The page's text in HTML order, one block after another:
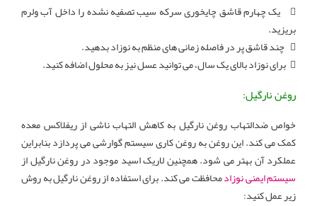
 یک چهارم قاشق چایخوری سرکه سیب تصفیه نشده را داخل آب ولرم
بریزید.
 چند قاشق پر در فاصله زمانی های منظم به نوزاد بدهید.
 برای نوزاد بالای یک سال، می توانید عسل نیز به محلول اضافه کنید.
روغن نارگیل:
خواص ضدالتهاب روغن نارگیل به کاهش التهاب ناشی از ریفلاکس معده
کمک می کند. این روغن به روغن کاری سیستم گوارشی می پردازد بنابراین
عملکرد آن بهتر می شود. همچنین لاریک اسید موجود در روغن نارگیل از
سیستم ایمنی نوزادمحافظت می کند. برای استفاده از روغن نارگیل به روش
زیر عمل کنید: